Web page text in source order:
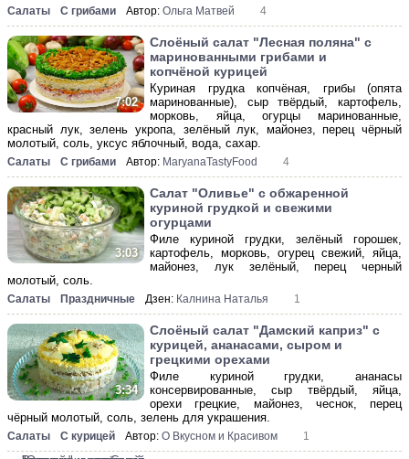
Салаты С грибами Автор: Ольга Матвей 4
7:02
Слоёный салат "Лесная поляна" c
маринованными грибами и
копчёной курицей
Куриная грудка копчёная, грибы (опята
маринованные), сыр твёрдый, картофель,
морковь, яйца, огурцы маринованные,
красный лук, зелень укропа, зелёный лук, майонез, перец чёрный
молотый, соль, уксус яблочный, вода, сахар.
Салаты С грибами Автор: MaryanaTastyFood 4
3:03
Салат "Оливье" с обжаренной
куриной грудкой и свежими
огурцами
Филе куриной грудки, зелёный горошек,
картофель, морковь, огурец свежий, яйца,
майонез, лук зелёный, перец черный
молотый, соль.
Салаты Праздничные Дзен: Калнина Наталья 1
3:34
Слоёный салат "Дамский каприз" с
курицей, ананасами, сыром и
грецкими орехами
Филе куриной грудки, ананасы
консервированные, сыр твёрдый, яйца,
орехи грецкие, майонез, чеснок, перец
чёрный молотый, соль, зелень для украшения.
Салаты С курицей Автор: О Вкусном и Красивом 1